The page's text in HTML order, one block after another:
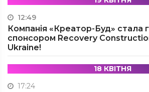
12:49
Компанія «Креатор-Буд» стала
спонсором Recovery
Ukraine!
18 КВІТНЯ
17:24